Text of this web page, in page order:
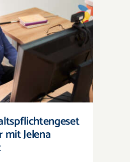
–
Nikolić am 4.
mit Jelena